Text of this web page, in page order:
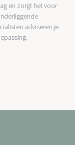
en zorgt het voor
adviseren je